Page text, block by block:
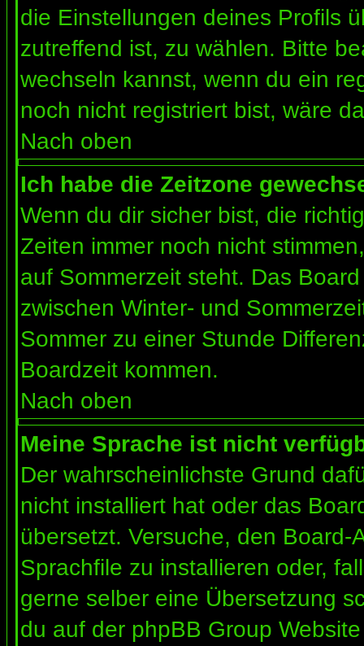
die Einstellungen deines Profils
zutreffend ist, zu wählen. Bitte
wechseln kannst, wenn du ein
noch nicht registriert bist, wäre
Nach oben
Ich habe die Zeitzone
Wenn du dir sicher bist, die
Zeiten immer noch nicht
auf Sommerzeit steht. Das
zwischen Winter- und
Sommer zu einer Stunde
Boardzeit kommen.
Nach oben
Meine Sprache ist nicht
Der wahrscheinlichste Grund
nicht installiert hat oder das
übersetzt. Versuche, den
Sprachfile zu installieren oder,
gerne selber eine Übersetzung
du auf der phpBB Group